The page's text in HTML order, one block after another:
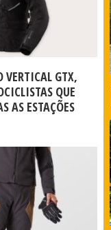
VERTICAL GTX,
QUE
AS ESTAÇÕES